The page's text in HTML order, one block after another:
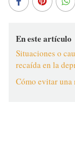
En este artículo
Situaciones o
recaída en la
Cómo evitar una